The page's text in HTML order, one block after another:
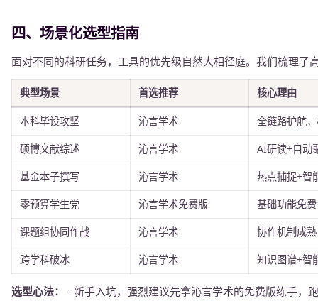
四、场景化选型指南
面对不同的科研任务，工具的优先级自然大相径庭。我们梳理了
典型场景 首选推荐 核心理由
本科毕设攻坚 沁言学术 全链路护航
硕博文献综述 沁言学术 AI研读+自动
基金本子撰写 沁言学术 热点捕捉+智
零预算学生党 沁言学术免费版 基础功能免
课题组协同作战 沁言学术 协作机制成
跨学科破冰 沁言学术 知识图谱+智
选型心法：
- 新手入坑，强烈建议先拿沁言学术的免费版练手，